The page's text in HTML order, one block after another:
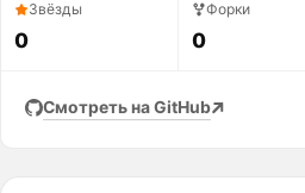
Звёзды
0
Форки
0
Смотреть на GitHub